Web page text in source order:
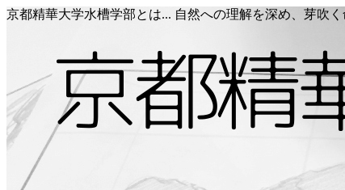
京都精華大学水槽学部とは... 自然への理解を深め、芽吹